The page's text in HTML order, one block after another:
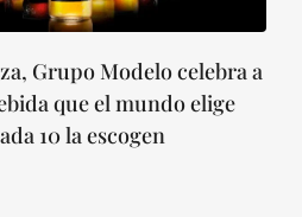
Grupo Modelo celebra a
que el mundo elige
10 la escogen